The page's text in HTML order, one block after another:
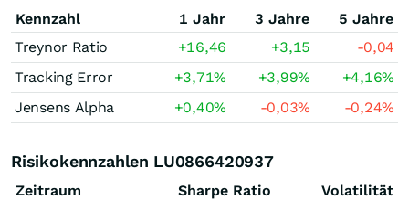
Kennzahl 1 Jahr 3 Jahre
5 Jahre
Treynor Ratio
+16,46 +3,15
-0,04
Tracking Error
+3,71% +3,99% +4,16%
Jensens Alpha
+0,40% -0,03% -0,24%
Risikokennzahlen LU0866420937
Zeitraum Sharpe Ratio
Volatilität